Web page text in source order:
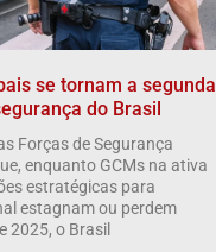
se tornam a segunda
do Brasil
Forças de Segurança
enquanto GCMs na ativa
estratégicas para
estagnam ou perdem
2025, o Brasil